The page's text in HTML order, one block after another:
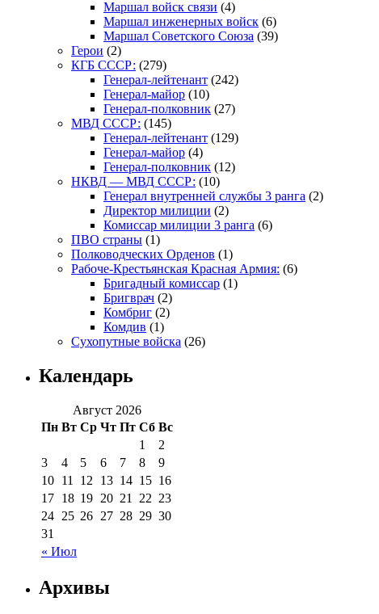
Маршал войск связи (4)
Маршал инженерных войск (6)
Маршал Советского Союза (39)
Герои (2)
КГБ СССР: (279)
Генерал-лейтенант (242)
Генерал-майор (10)
Генерал-полковник (27)
МВД СССР: (145)
Генерал-лейтенант (129)
Генерал-майор (4)
Генерал-полковник (12)
НКВД — МВД СССР: (10)
Генерал внутренней службы 3 ранга (2)
Директор милиции (2)
Комиссар милиции 3 ранга (6)
ПВО страны (1)
Полководческих Орденов (1)
Рабоче-Крестьянская Красная Армия: (6)
Бригадный комиссар (1)
Бригврач (2)
Комбриг (2)
Комдив (1)
Сухопутные войска (26)
Календарь
Август 2026
Пн Вт Ср Чт Пт Сб Вс
« Июл
1
2
3
4 5 6 7 8
9
10 11 12 13 14 15 16
17 18 19 20 21 22 23
24 25 26 27 28 29 30
31
Архивы